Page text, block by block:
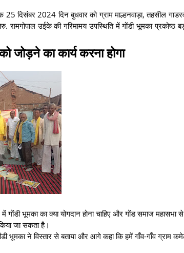
दिसंबर 2024 दिन बुधवार को ग्राम माल्हनवाड़ा, तहसील
उईके की गरिमामय उपस्थिति में गोंडी भूमका प्रकोष्ठ
जोड़ने का कार्य करना होगा
भूमका का क्या योगदान होना चाहिए और गोंड समाज
जा सकता है।
ने विस्तार से बताया और आगे कहा कि हमें गाँव-गाँव ग्राम